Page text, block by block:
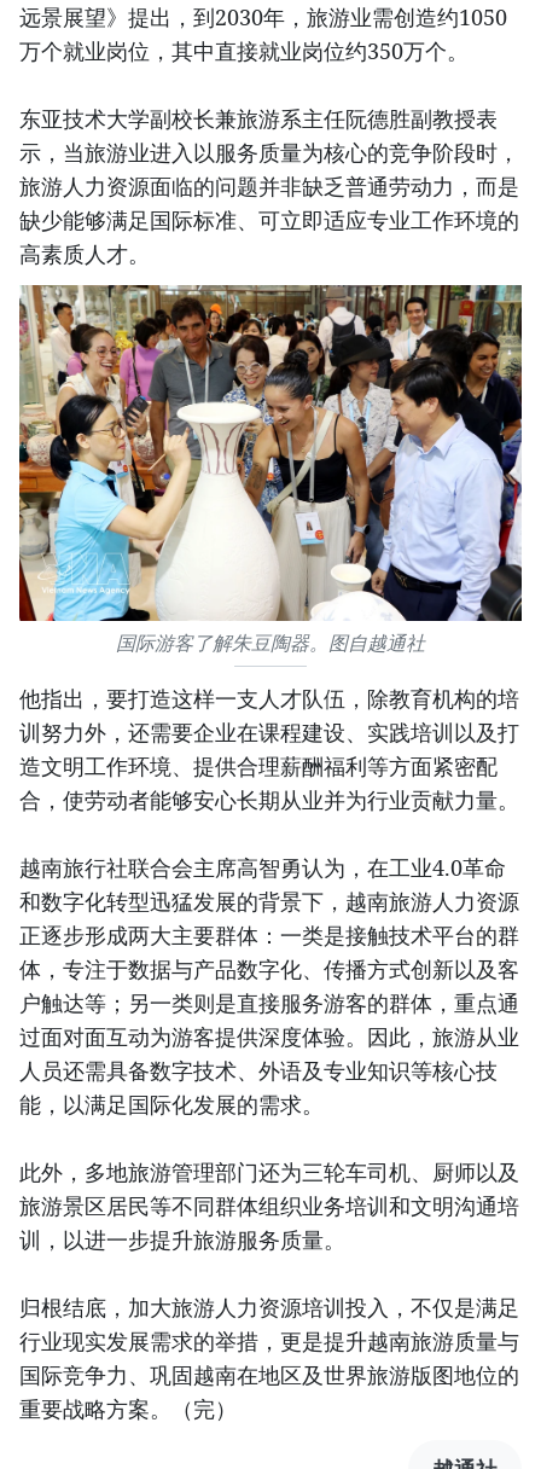
远景展望》提出，到2030年，旅游业需创造约1050
万个就业岗位，其中直接就业岗位约350万个。
东亚技术大学副校长兼旅游系主任阮德胜副教授表
示，当旅游业进入以服务质量为核心的竞争阶段时，
旅游人力资源面临的问题并非缺乏普通劳动力，而是
缺少能够满足国际标准、可立即适应专业工作环境的
高素质人才。
国际游客了解朱豆陶器。图自越通社
他指出，要打造这样一支人才队伍，除教育机构的培
训努力外，还需要企业在课程建设、实践培训以及打
造文明工作环境、提供合理薪酬福利等方面紧密配
合，使劳动者能够安心长期从业并为行业贡献力量。
越南旅行社联合会主席高智勇认为，在工业4.0革命
和数字化转型迅猛发展的背景下，越南旅游人力资源
正逐步形成两大主要群体：一类是接触技术平台的群
体，专注于数据与产品数字化、传播方式创新以及客
户触达等；另一类则是直接服务游客的群体，重点通
过面对面互动为游客提供深度体验。因此，旅游从业
人员还需具备数字技术、外语及专业知识等核心技
能，以满足国际化发展的需求。
此外，多地旅游管理部门还为三轮车司机、厨师以及
旅游景区居民等不同群体组织业务培训和文明沟通培
训，以进一步提升旅游服务质量。
归根结底，加大旅游人力资源培训投入，不仅是满足
行业现实发展需求的举措，更是提升越南旅游质量与
国际竞争力、巩固越南在地区及世界旅游版图地位的
重要战略方案。（完）